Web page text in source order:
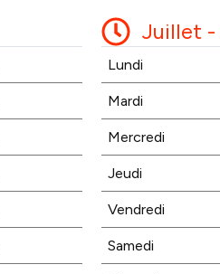
Juillet
Lundi
Mardi
Mercredi
Jeudi
Vendredi
Samedi